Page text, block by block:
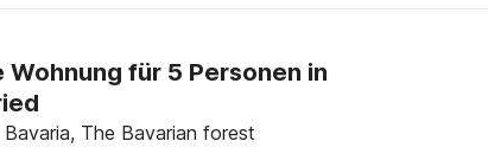
Wohnung für 5 Personen in
Bavaria, The Bavarian forest